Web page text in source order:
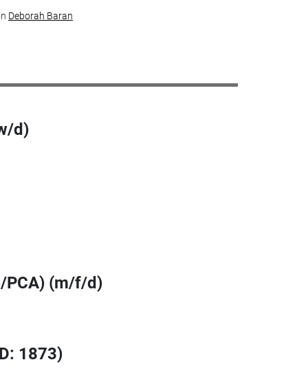
Deborah Baran
d)
PCA) (m/f/d)
1873)